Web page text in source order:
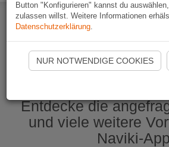
Naviki App jetzt
Entdecke die
und viele weitere
Naviki-App
Button "Konfigurieren" kannst du
zulassen willst. Weitere Informationen
Datenschutzerklärung.
NUR NOTWENDIGE COOKIES